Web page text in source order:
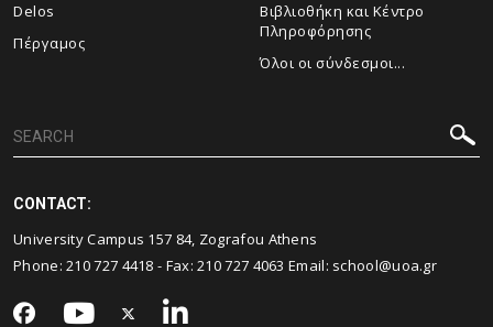
Delos
Πέργαμος
Βιβλιοθήκη και Κέντρο
Πληροφόρησης
Όλοι οι σύνδεσμοι...
CONTACT:
University Campus 157 84, Zografou Athens
Phone:210 727 4418 - Fax:210 727 4063 Email: school@uoa.gr